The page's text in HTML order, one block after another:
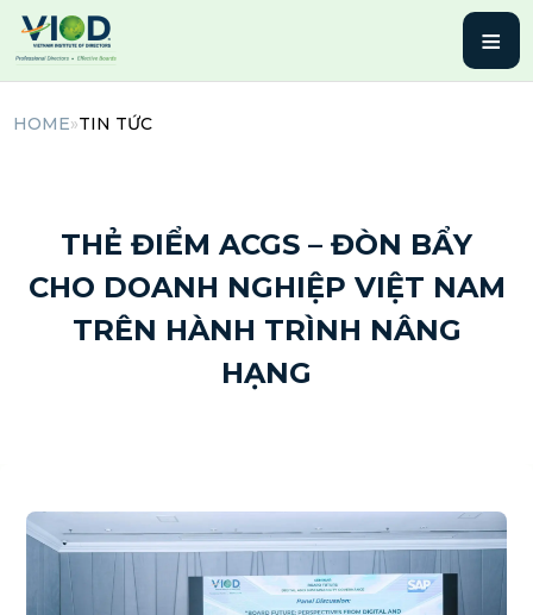
≡
HOME»TIN TỨC
THẺ ĐIỂM ACGS – ĐÒN BẨY
CHO DOANH NGHIỆP VIỆT NAM
TRÊN HÀNH TRÌNH NÂNG
HẠNG